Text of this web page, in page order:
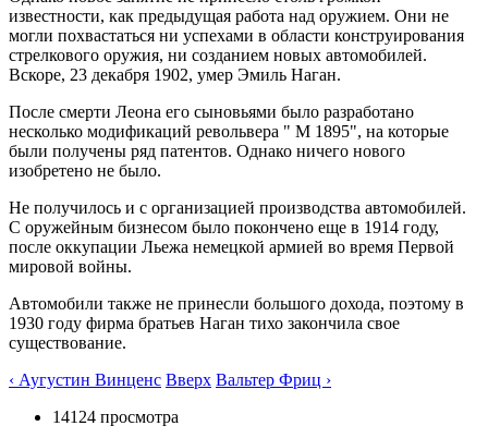
известности, как предыдущая работа над оружием. Они не
могли похвастаться ни успехами в области конструирования
стрелкового оружия, ни созданием новых автомобилей.
Вскоре, 23 декабря 1902, умер Эмиль Наган.
После смерти Леона его сыновьями было разработано
несколько модификаций револьвера " М 1895", на которые
были получены ряд патентов. Однако ничего нового
изобретено не было.
Не получилось и с организацией производства автомобилей.
С оружейным бизнесом было покончено еще в 1914 году,
после оккупации Льежа немецкой армией во время Первой
мировой войны.
Автомобили также не принесли большого дохода, поэтому в
1930 году фирма братьев Наган тихо закончила свое
существование.
‹ Аугустин Винценс Вверх Вальтер Фриц ›
14124 просмотра